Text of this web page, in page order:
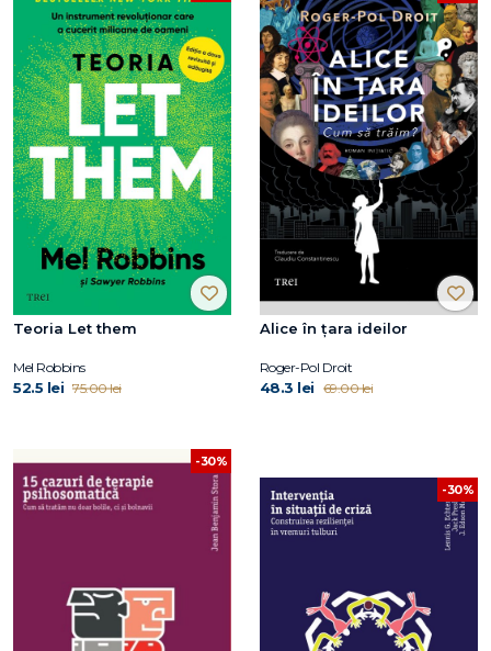
Teoria Let them
Mel Robbins
52.5 lei 75.00 lei
Alice în țara ideilor
Roger-Pol Droit
48.3 lei 69.00 lei
-30%
-30%